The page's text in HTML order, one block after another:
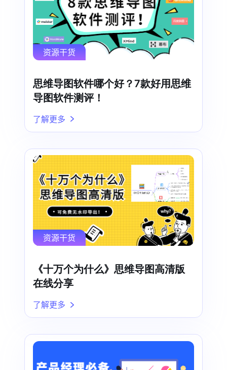
资源干货
思维导图软件哪个好？7款好用思维
导图软件测评！
了解更多
资源干货
《十万个为什么》思维导图高清版
在线分享
了解更多